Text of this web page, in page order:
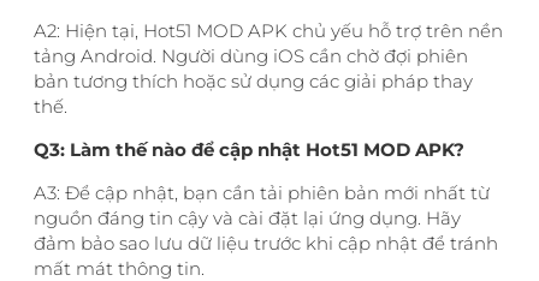
A2: Hiện tại, Hot51 MOD APK chủ yếu hỗ trợ trên nền
tảng Android. Người dùng iOS cần chờ đợi phiên
bản tương thích hoặc sử dụng các giải pháp thay
thế.
Q3: Làm thế nào để cập nhật Hot51 MOD APK?
A3: Để cập nhật, bạn cần tải phiên bản mới nhất từ
nguồn đáng tin cậy và cài đặt lại ứng dụng. Hãy
đảm bảo sao lưu dữ liệu trước khi cập nhật để tránh
mất mát thông tin.